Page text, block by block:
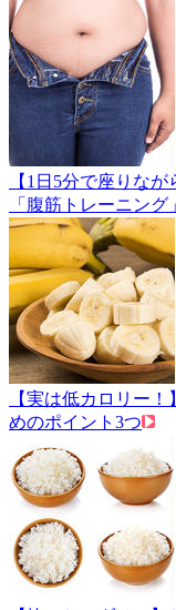
【1日5分で座りな
「腹筋トレーニング
【実は低カロリー
めのポイント3つ